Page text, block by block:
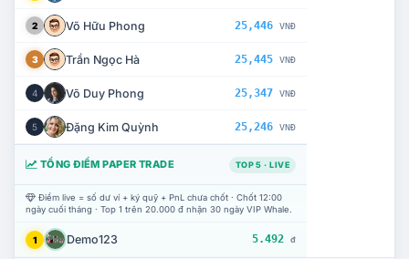
2 Võ Hữu Phong 25,446 VNĐ
3 Trần Ngọc Hà 25,445 VNĐ
4 Võ Duy Phong 25,347 VNĐ
5 Đặng Kim Quỳnh 25,246 VNĐ
TỔNG ĐIỂM PAPER TRADE TOP 5 · LIVE
Điểm live = số dư ví + ký quỹ + PnL chưa chốt · Chốt 12:00
ngày cuối tháng · Top 1 trên 20.000 đ nhận 30 ngày VIP Whale.
1 Demo123 5.492 đ